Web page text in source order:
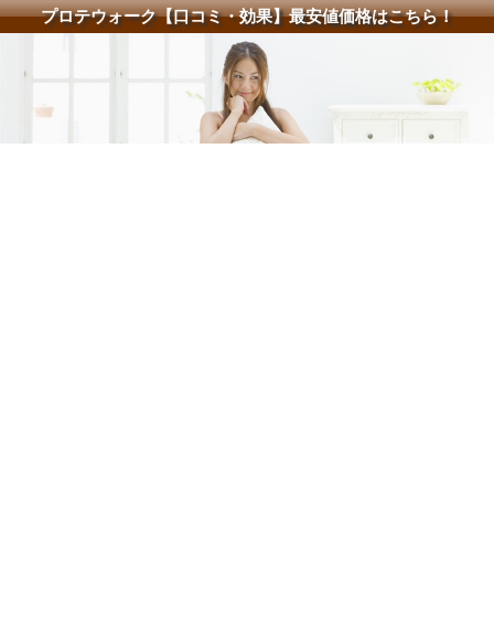
プロテウォーク【口コミ・効果】最安値価格はこちら！